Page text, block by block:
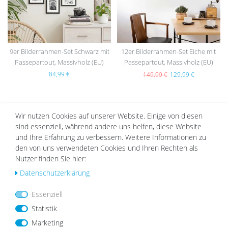
9er Bilderrahmen-Set Schwarz mit
Passepartout, Massivholz (EU)
84,99 €
12er Bilderrahmen-Set Eiche mit
Passepartout, Massivholz (EU)
149,99 € 129,99 €
DAZU PASSEND
Wu
nsc
e
Wir nutzen Cookies auf unserer Website. Einige von diesen
sind essenziell, während andere uns helfen, diese Website
und Ihre Erfahrung zu verbessern. Weitere Informationen zu
den von uns verwendeten Cookies und Ihren Rechten als
Nutzer finden Sie hier:
Daten­schutz­erklärung
Essenziell
Statistik
Marketing